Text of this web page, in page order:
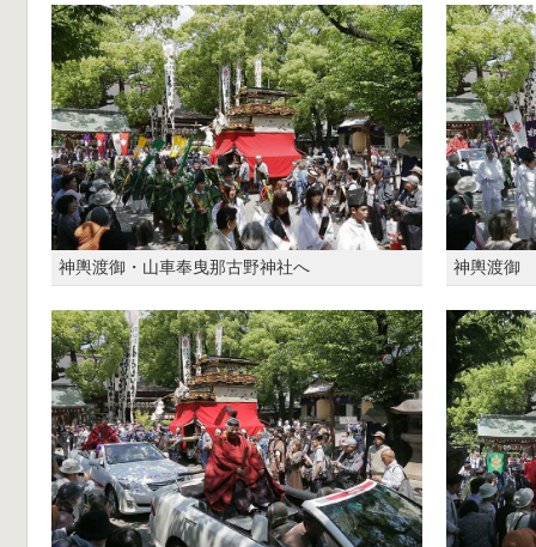
神輿渡御・山車奉曳那古野神社へ 神輿渡御